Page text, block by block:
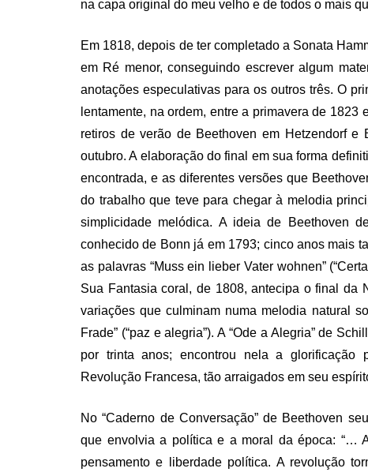
na capa original do meu velho e de todos o mais
Em 1818, depois de ter completado a Sonata
em Ré menor, conseguindo escrever algum
anotações especulativas para os outros três. O
lentamente, na ordem, entre a primavera de
retiros de verão de Beethoven em Hetzendorf
outubro. A elaboração do final em sua forma
encontrada, e as diferentes versões que
do trabalho que teve para chegar à melodia
simplicidade melódica. A ideia de Beethoven
conhecido de Bonn já em 1793; cinco anos mais
as palavras “Muss ein lieber Vater wohnen”
Sua Fantasia coral, de 1808, antecipa o final da
variações que culminam numa melodia natural
Frade” (“paz e alegria”). A “Ode a Alegria” de
por trinta anos; encontrou nela a glorificação
Revolução Francesa, tão arraigados em seu
No “Caderno de Conversação” de Beethoven
que envolvia a política e a moral da época: “…
pensamento e liberdade política. A revolução